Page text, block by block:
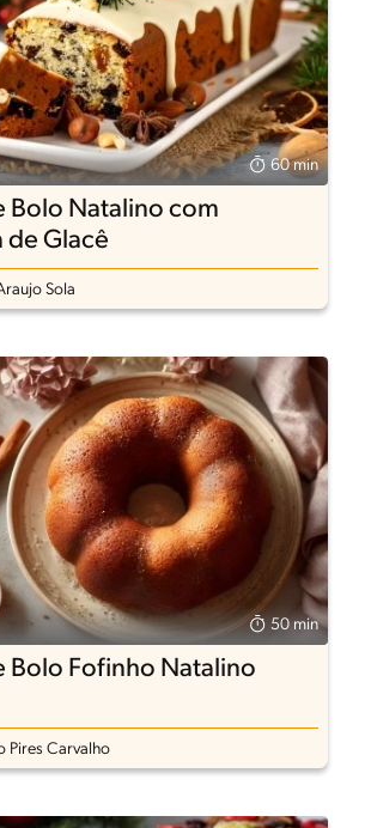
60 min
Bolo Natalino com
Glacê
Sola
50 min
Bolo Fofinho Natalino
Pires Carvalho